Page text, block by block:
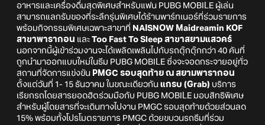
อาหารและเครื่องดื่มสุดพิเศษสำหรับแฟน PUBG MOBILE ผู้เล่น
สามารถแลกรับของที่ระลึกรุ่นพิเศษได้ร้านพาร์ทเนอร์ที่ร่วมรายการ
พร้อมกิจกรรมพิเศษเฉพาะสาขาที่ NAISNOW Maidreamin KOF
สาขาพารากอน และ Too Fast To Sleep สาขาสยามแสวคร์
นอกจากนี้ผู้เข้าร่วมงานจะได้เพลิดเพลินไปกับรถตุ๊กตุ๊กกว่า 40 คันที่
ถูกนำมาออกแบบใหม่ในธีม PUBG MOBILE ซึ่งจะจอดกระจายอยู่ทั่ว
สถานที่จัดการแข่งขัน PMGC รอบสุดท้าย ณ สยามพารากอน
ตั้งแต่วันที่ 1- 15 ธันวาคม ในขณะเดียวกัน แกรบ (Grab) บริการ
เรียกรถโดยสารยอดฮิตร่วมมือกับ PUBG MOBILE มอบสิทธิพิเศษ
สำหรับผู้โดยสารที่จะเดินทางไปงาน PMGC รอบสุดท้ายด้วยส่วนลด
15% พร้อมทั้งโปรโมตรายการ PMGC ด้วยขบวนรถธีมที่ร่วม